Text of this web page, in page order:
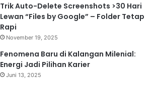
Trik Auto-Delete Screenshots >30 Hari
Lewan “Files by Google” – Folder Tetap
Rapi
November 19, 2025
Fenomena Baru di Kalangan Milenial:
Energi Jadi Pilihan Karier
Juni 13, 2025